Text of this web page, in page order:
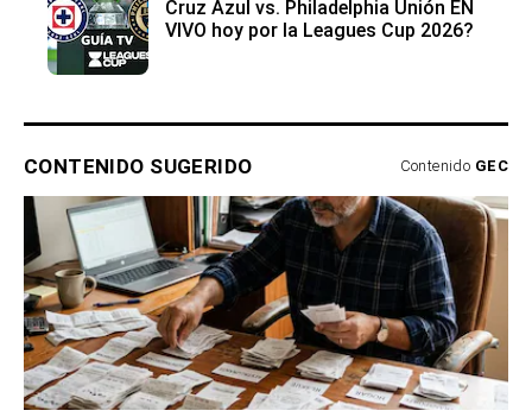
Cruz Azul vs. Philadelphia Unión EN
VIVO hoy por la Leagues Cup 2026?
CONTENIDO SUGERIDO Contenido GEC